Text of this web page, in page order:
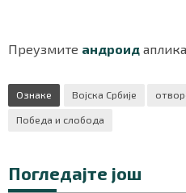
Преузмите андроид
Ознаке Војска Србије
Победа и слобода
Погледајте још